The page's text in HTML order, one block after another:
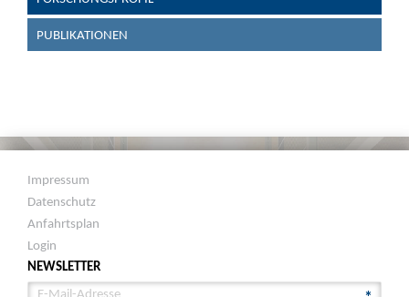
PUBLIKATIONEN
Impressum
Datenschutz
Anfahrtsplan
Login
NEWSLETTER